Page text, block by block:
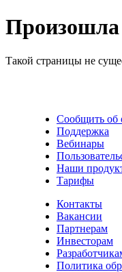
Такой страницы не
Сообщить об
Поддержка
Вебинары
Наши
Тарифы
Контакты
Вакансии
Партнерам
Инвесторам
Политика